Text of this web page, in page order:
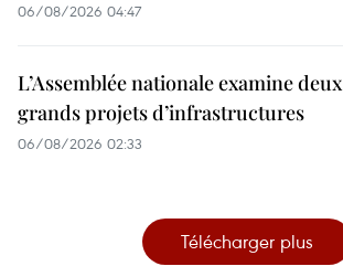
06/08/2026 04:47
L’Assemblée nationale examine deux
grands projets d’infrastructures
06/08/2026 02:33
Télécharger plus